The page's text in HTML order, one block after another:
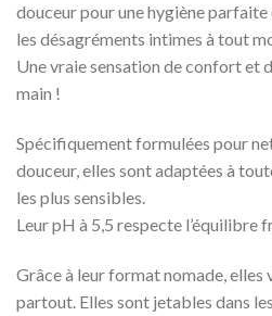
douceur pour une hygiène
les désagréments intimes à tout
Une vraie sensation de confort et
main !
Spécifiquement formulées pour
douceur, elles sont adaptées à
les plus sensibles.
Leur pH à 5,5 respecte l’équilibre
Grâce à leur format nomade, elles
partout. Elles sont jetables dans